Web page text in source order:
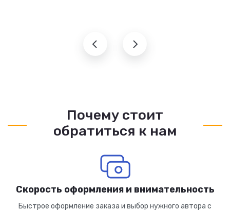
Почему стоит
обратиться к нам
Скорость оформления и внимательность
Быстрое оформление заказа и выбор нужного автора с